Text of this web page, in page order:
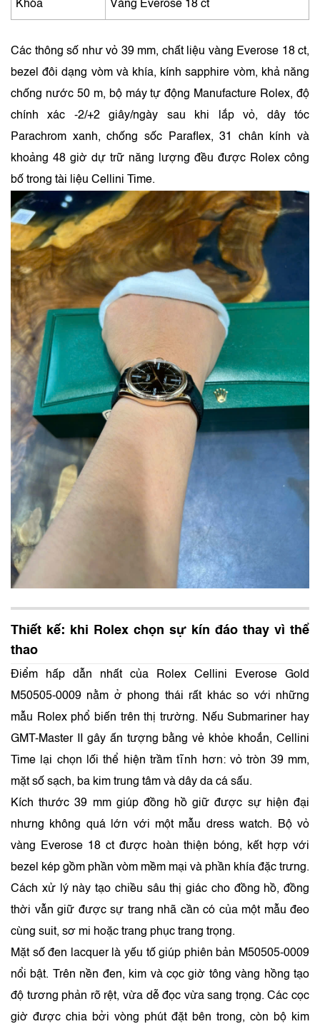
Khóa Vàng Everose 18 ct
Các thông số như vỏ 39 mm, chất liệu vàng Everose 18 ct,
bezel đôi dạng vòm và khía, kính sapphire vòm, khả năng
chống nước 50 m, bộ máy tự động Manufacture Rolex, độ
chính xác -2/+2 giây/ngày sau khi lắp vỏ, dây tóc
Parachrom xanh, chống sốc Paraflex, 31 chân kính và
khoảng 48 giờ dự trữ năng lượng đều được Rolex công
bố trong tài liệu Cellini Time.
Thiết kế: khi Rolex chọn sự kín đáo thay vì thể
thao
Điểm hấp dẫn nhất của Rolex Cellini Everose Gold
M50505-0009 nằm ở phong thái rất khác so với những
mẫu Rolex phổ biến trên thị trường. Nếu Submariner hay
GMT-Master II gây ấn tượng bằng vẻ khỏe khoắn, Cellini
Time lại chọn lối thể hiện trầm tĩnh hơn: vỏ tròn 39 mm,
mặt số sạch, ba kim trung tâm và dây da cá sấu.
Kích thước 39 mm giúp đồng hồ giữ được sự hiện đại
nhưng không quá lớn với một mẫu dress watch. Bộ vỏ
vàng Everose 18 ct được hoàn thiện bóng, kết hợp với
bezel kép gồm phần vòm mềm mại và phần khía đặc trưng.
Cách xử lý này tạo chiều sâu thị giác cho đồng hồ, đồng
thời vẫn giữ được sự trang nhã cần có của một mẫu đeo
cùng suit, sơ mi hoặc trang phục trang trọng.
Mặt số đen lacquer là yếu tố giúp phiên bản M50505-0009
nổi bật. Trên nền đen, kim và cọc giờ tông vàng hồng tạo
độ tương phản rõ rệt, vừa dễ đọc vừa sang trọng. Các cọc
giờ được chia bởi vòng phút đặt bên trong, còn bộ kim